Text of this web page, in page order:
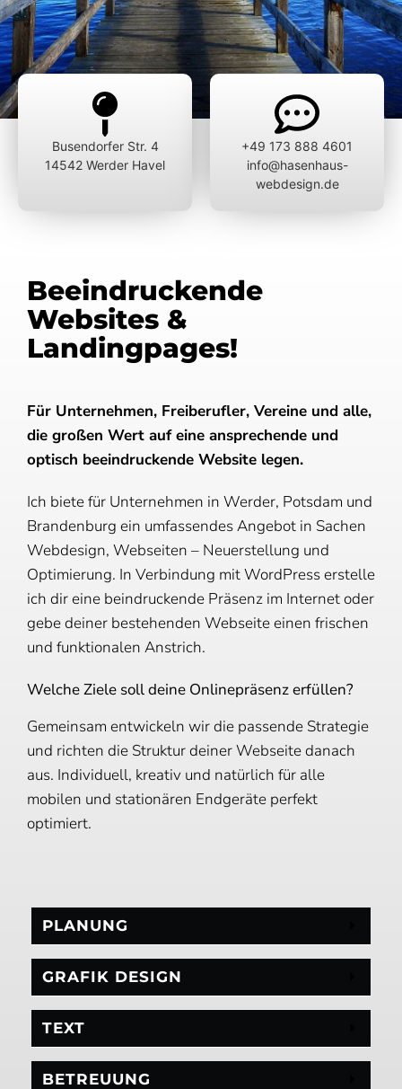
Busendorfer Str. 4
14542 Werder Havel
+49 173 888 4601
info@hasenhaus-
webdesign.de
Beeindruckende
Websites &
Landingpages!
Für Unternehmen, Freiberufler, Vereine und alle,
die großen Wert auf eine ansprechende und
optisch beeindruckende Website legen.
Ich biete für Unternehmen in Werder, Potsdam und
Brandenburg ein umfassendes Angebot in Sachen
Webdesign, Webseiten – Neuerstellung und
Optimierung. In Verbindung mit WordPress erstelle
ich dir eine beindruckende Präsenz im Internet oder
gebe deiner bestehenden Webseite einen frischen
und funktionalen Anstrich.
Welche Ziele soll deine Onlinepräsenz erfüllen?
Gemeinsam entwickeln wir die passende Strategie
und richten die Struktur deiner Webseite danach
aus. Individuell, kreativ und natürlich für alle
mobilen und stationären Endgeräte perfekt
optimiert.
PLANUNG
GRAFIK DESIGN
TEXT
BETREUUNG